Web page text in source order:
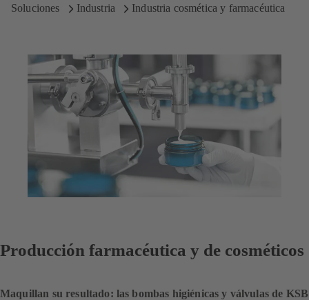
Soluciones
Industria Industria cosmética y farmacéutica
Producción farmacéutica y de cosméticos
Maquillan su resultado: las bombas higiénicas y válvulas de KSB